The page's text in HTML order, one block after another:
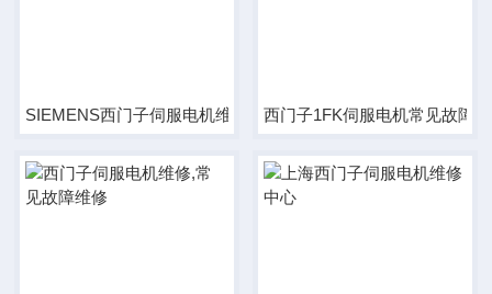
SIEMENS西门子伺服电机维修中心西门子1FK伺服电机常见故障